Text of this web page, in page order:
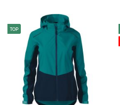
TOP